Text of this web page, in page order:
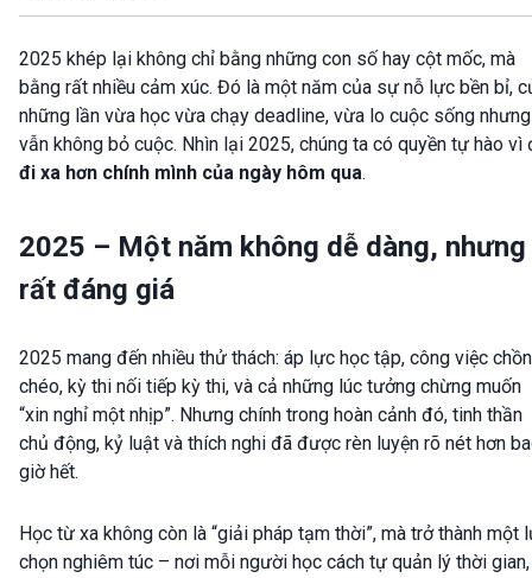
2025 khép lại không chỉ bằng những con số hay cột mốc, mà
bằng rất nhiều cảm xúc. Đó là một năm của sự nỗ lực bền bỉ,
những lần vừa học vừa chạy deadline, vừa lo cuộc sống nhưng
vẫn không bỏ cuộc. Nhìn lại 2025, chúng ta có quyền tự hào vì
đi xa hơn chính mình của ngày hôm qua.
2025 – Một năm không dễ dàng, nhưng
rất đáng giá
2025 mang đến nhiều thử thách: áp lực học tập, công việc
chéo, kỳ thi nối tiếp kỳ thi, và cả những lúc tưởng chừng muốn
“xin nghỉ một nhịp”. Nhưng chính trong hoàn cảnh đó, tinh thần
chủ động, kỷ luật và thích nghi đã được rèn luyện rõ nét hơn
giờ hết.
Học từ xa không còn là “giải pháp tạm thời”, mà trở thành một
chọn nghiêm túc – nơi mỗi người học cách tự quản lý thời gian,